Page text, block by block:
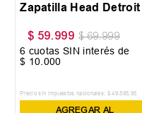
Zapatilla Head Detroit
$ 59.999 $ 69.999
6 cuotas SIN interés de
$ 10 000
Precio sin impuestos nacionales: $ 49.585,95
AGREGAR AL